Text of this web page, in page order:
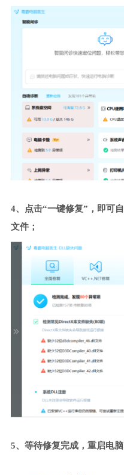
4、点击“一键修复”，即可
文件；
5、等待修复完成，重启电脑